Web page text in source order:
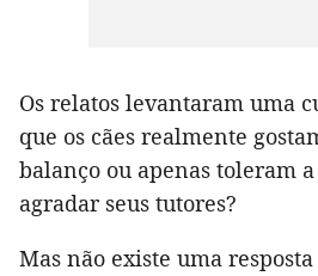
Os relatos levantaram uma
que os cães realmente
balanço ou apenas toleram
agradar seus tutores?
Mas não existe uma